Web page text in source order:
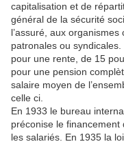
capitalisation et de
général de la sécurité
l’assuré, aux
patronales ou
pour une rente, de 15
pour une pension
salaire moyen de
celle ci.
En 1933 le bureau
préconise le financement
les salariés. En 1935 la